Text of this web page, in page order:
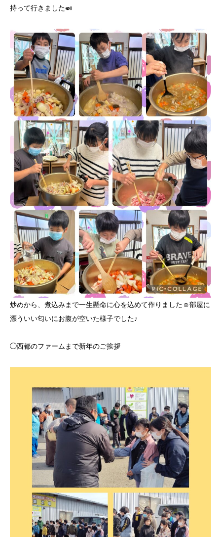
持って行きました🍛
炒めから、煮込みまで一生懸命に心を込めて作りました☺️部屋に
漂ういい匂いにお腹が空いた様子でした♪
◯西都のファームまで新年のご挨拶